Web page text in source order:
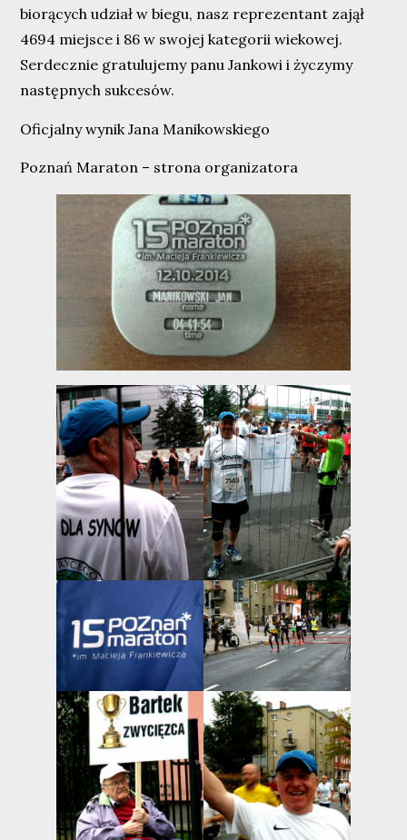
biorących udział w biegu, nasz reprezentant zajął
4694 miejsce i 86 w swojej kategorii wiekowej.
Serdecznie gratulujemy panu Jankowi i życzymy
następnych sukcesów.
Oficjalny wynik Jana Manikowskiego
Poznań Maraton – strona organizatora